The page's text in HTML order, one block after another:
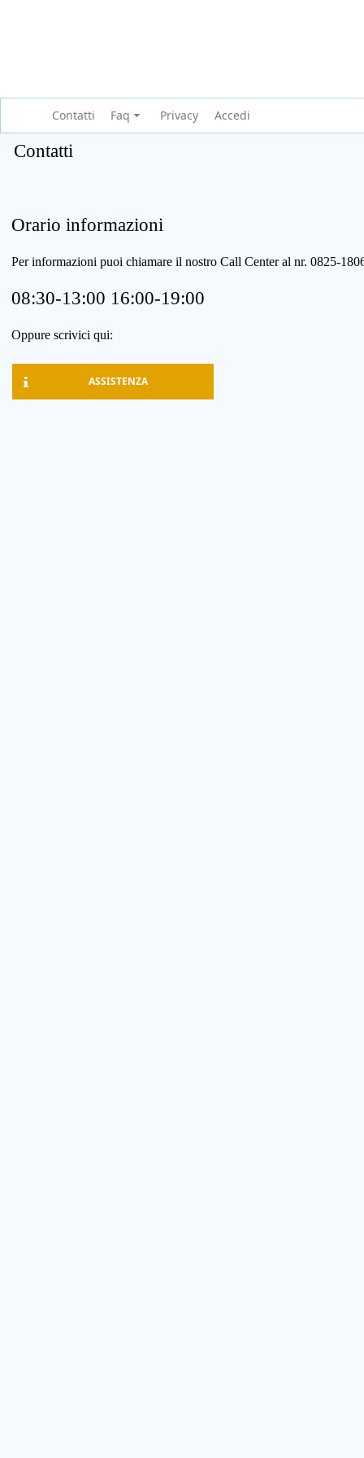
Contatti Faq Privacy Accedi
Contatti
Orario informazioni
Per informazioni puoi chiamare il nostro Call Center al nr. 0825-
08:30-13:00 16:00-19:00
Oppure scrivici qui:
ASSISTENZA